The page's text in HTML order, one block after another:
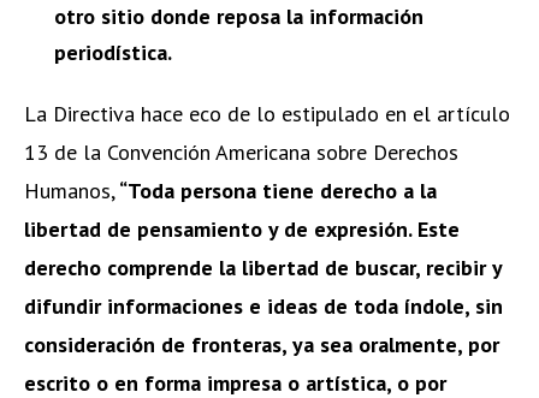
otro sitio donde reposa la información
periodística.
La Directiva hace eco de lo estipulado en el artículo
13 de la Convención Americana sobre Derechos
Humanos,“Toda persona tiene derecho a la
libertad de pensamiento y de expresión. Este
derecho comprende la libertad de buscar, recibir y
difundir informaciones e ideas de toda índole, sin
consideración de fronteras, ya sea oralmente, por
escrito o en forma impresa o artística, o por